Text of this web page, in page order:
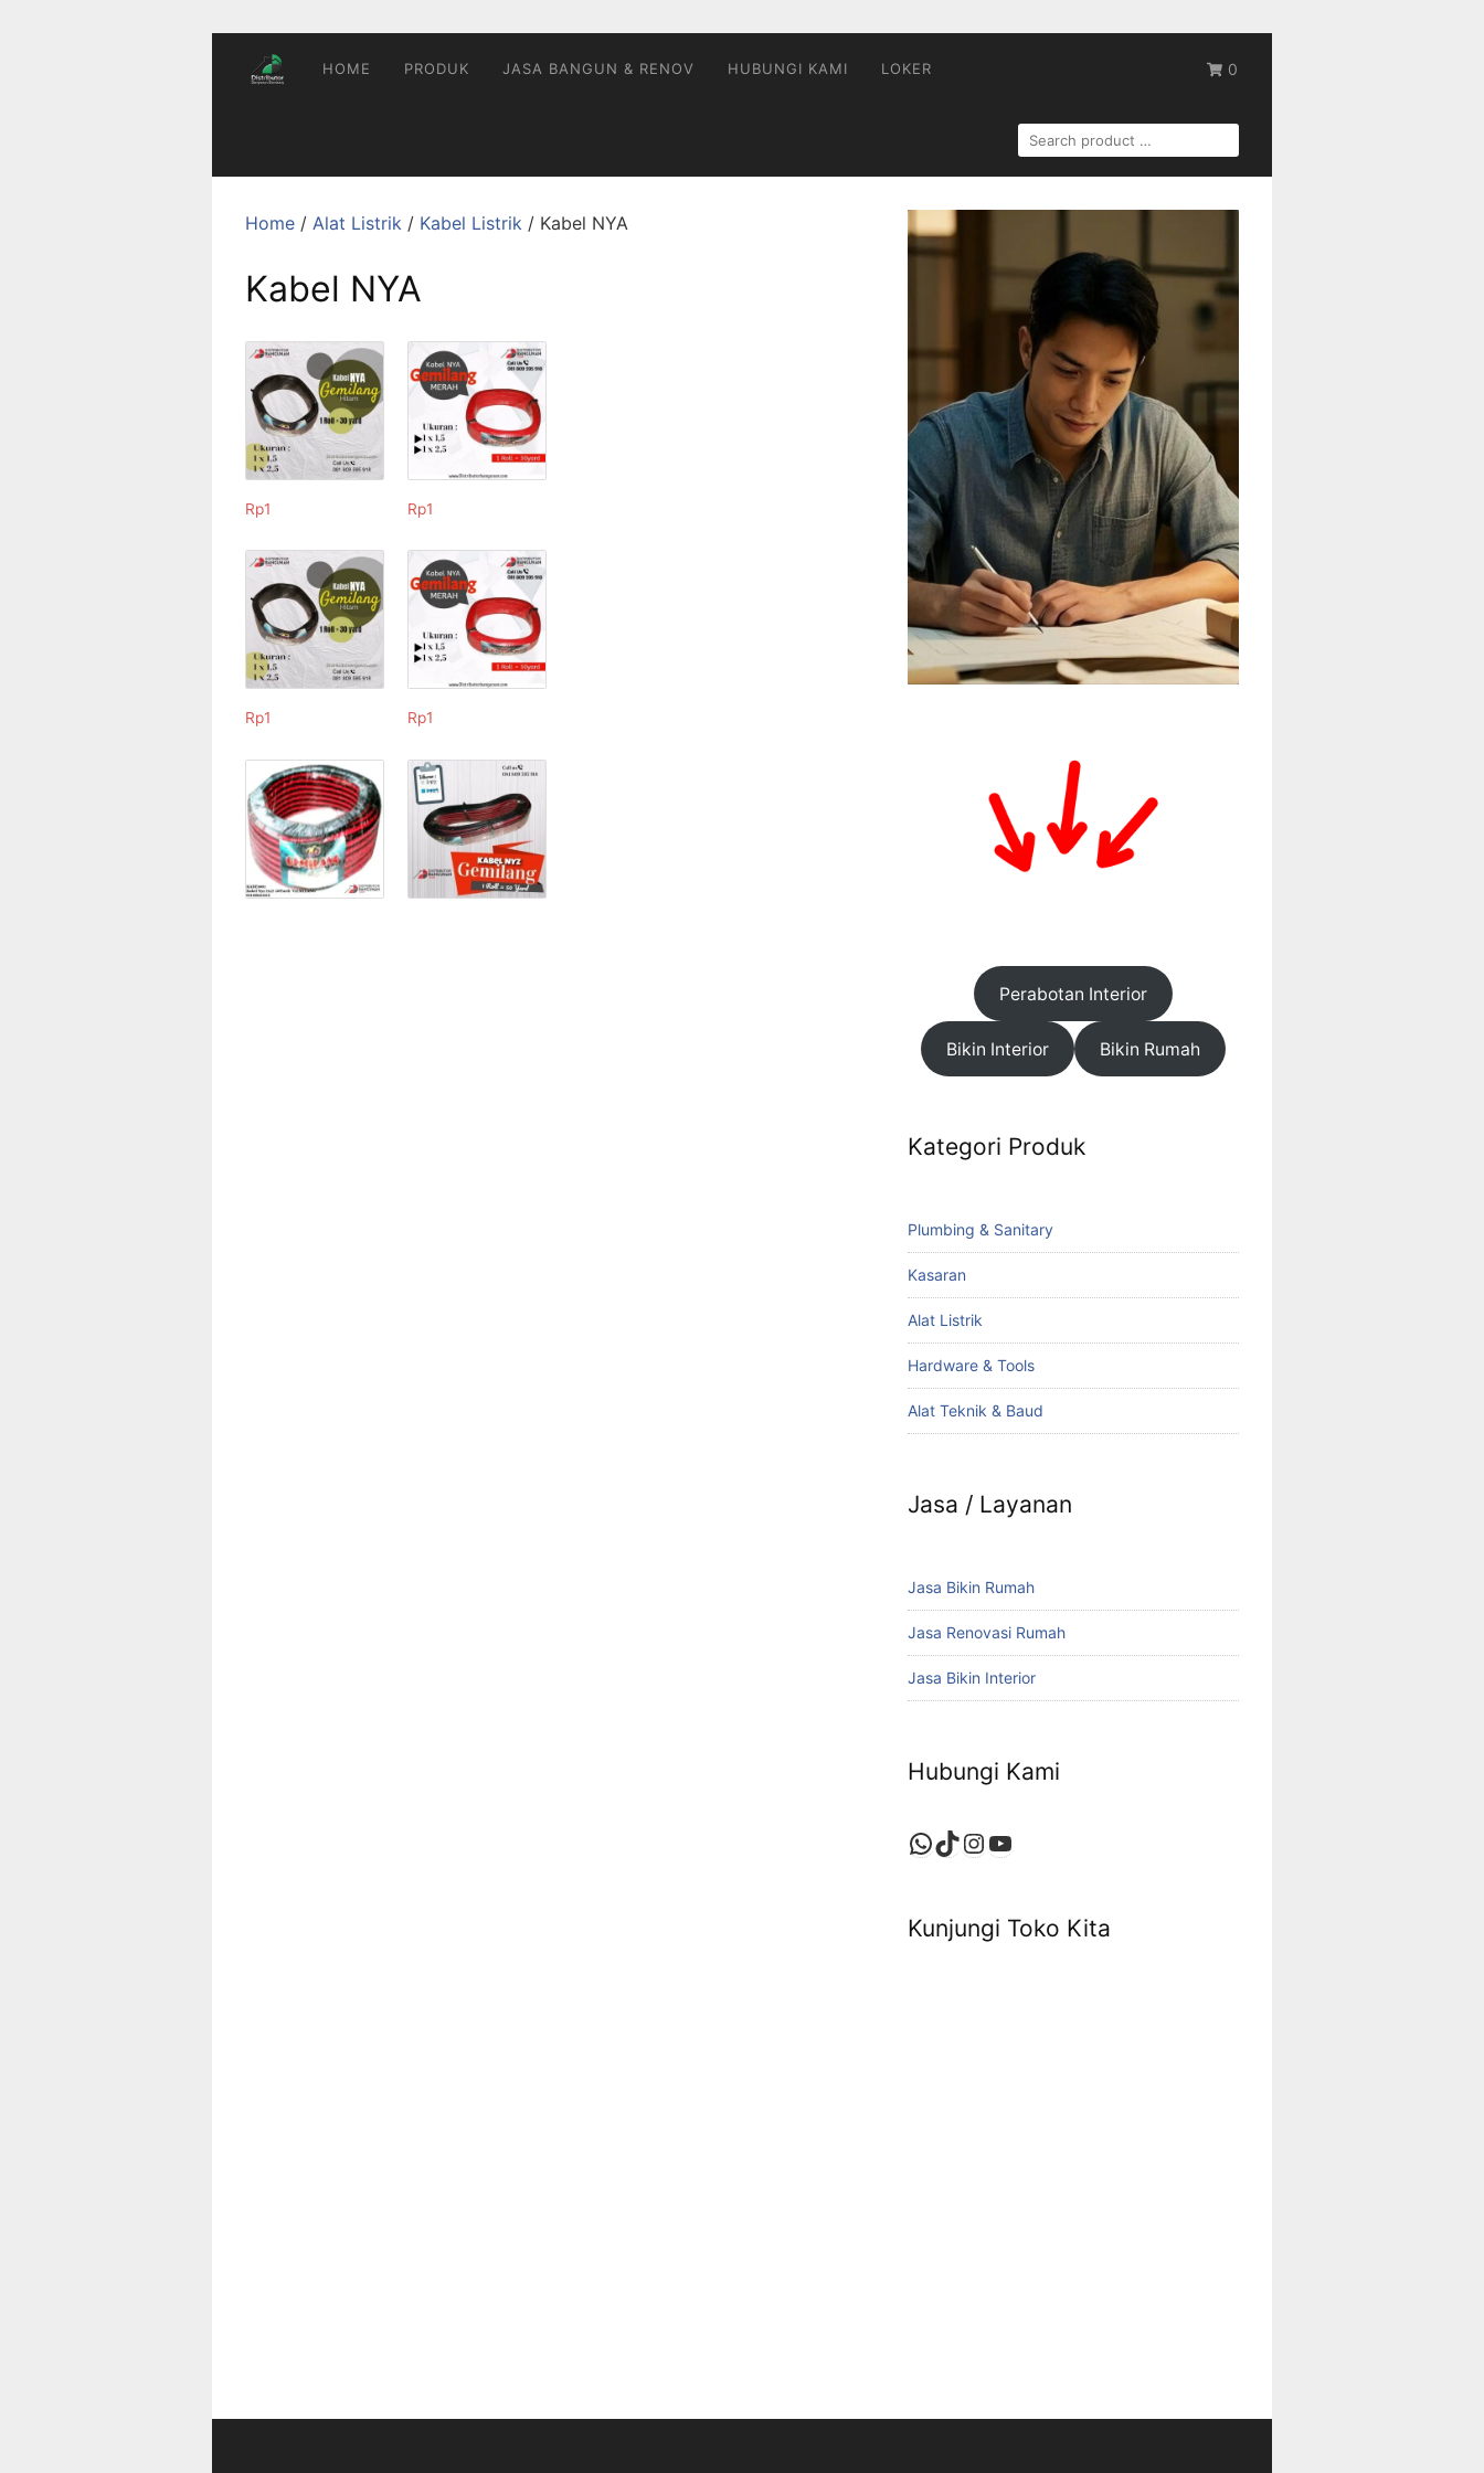
0
HOME PRODUK JASA BANGUN & RENOV HUBUNGI KAMI LOKER
SEARCH
FOR:
Home / Alat Listrik / Kabel Listrik / Kabel NYA
Kabel NYA
Rp1 Rp1
Rp1 Rp1
Perabotan Interior
Bikin Interior Bikin Rumah
Kategori Produk
Plumbing & Sanitary
Kasaran
Alat Listrik
Hardware & Tools
Alat Teknik & Baud
Jasa / Layanan
Jasa Bikin Rumah
Jasa Renovasi Rumah
Jasa Bikin Interior
Hubungi Kami
WhatsApp
TikTok
Instagram
YouTube
Kunjungi Toko Kita